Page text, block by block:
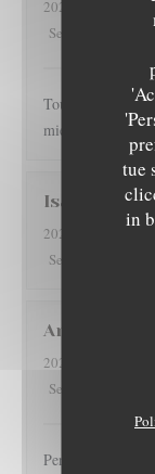
tue
in
2026-08-01
-
Servizio
Toujours très
mieux sur
Isabelle G
2026-08-01
Servizio
Arnaud
2026-07-30
-
Servizio
Personnel très